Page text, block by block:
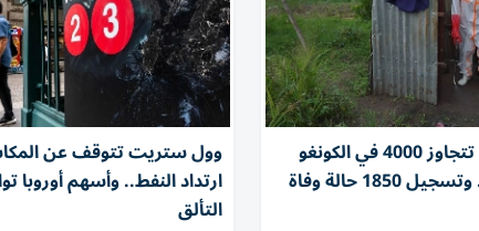
إصابات إيبولا تتجاوز 4000 في الكونغو
حالة وفاة
وول ستريت تتوقف عن
ارتداد النفط.. وأسهم أوروبا
التألق